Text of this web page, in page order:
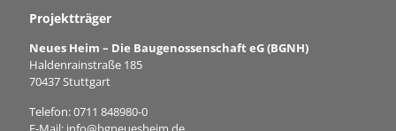
Projektträger
Neues Heim – Die Baugenossenschaft eG (BGNH)
Haldenrainstraße 185
70437 Stuttgart
Telefon:0711 848980-0